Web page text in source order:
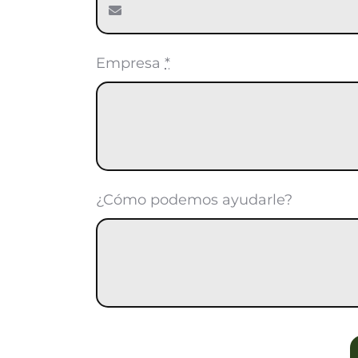
Empresa*
¿Cómo podemos ayudarle?